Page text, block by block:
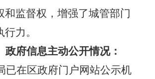
和监督权，增强了城管部门
力。
政府信息主动公开情况：
已在区政府门户网站公示机